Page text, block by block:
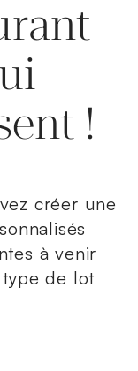
!
créer une
à venir
de lot